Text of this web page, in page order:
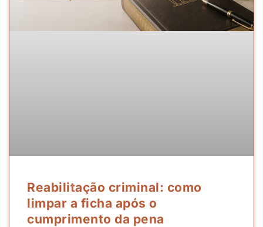
Reabilitação criminal: como
limpar a ficha após o
cumprimento da pena